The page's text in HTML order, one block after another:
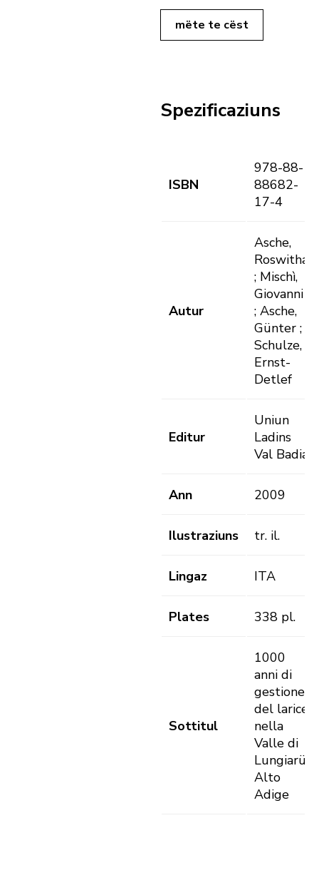
mëte te cëst
Spezificaziuns
ISBN
978-88-
88682-
17-4
Autur
Asche,
Roswitha
; Mischì,
Giovanni
; Asche,
Günter ;
Schulze,
Ernst-
Detlef
Editur
Uniun
Ladins
Val Badia
Ann 2009
Ilustraziuns tr. il.
Lingaz ITA
Plates 338 pl.
Sottitul
1000
anni di
gestione
del larice
nella
Valle di
Lungiarü,
Alto
Adige